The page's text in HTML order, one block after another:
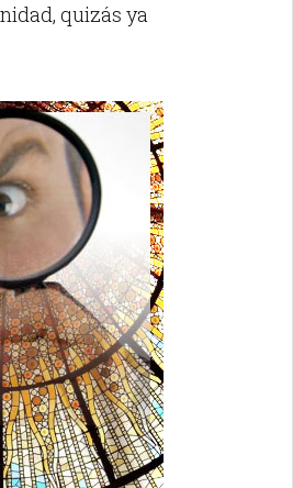
quizás ya